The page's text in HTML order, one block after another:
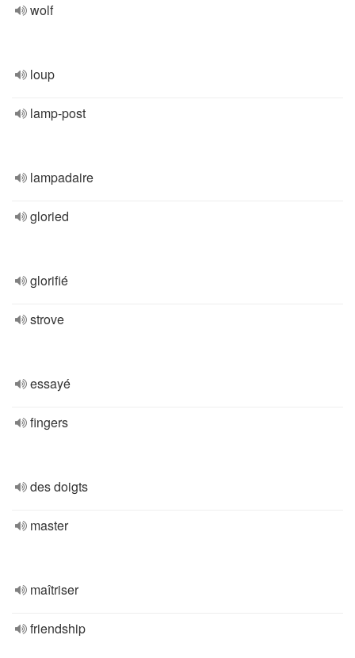
wolf
loup
lamp-post
lampadaire
gloried
glorifié
strove
essayé
fingers
des doigts
master
maîtriser
friendship